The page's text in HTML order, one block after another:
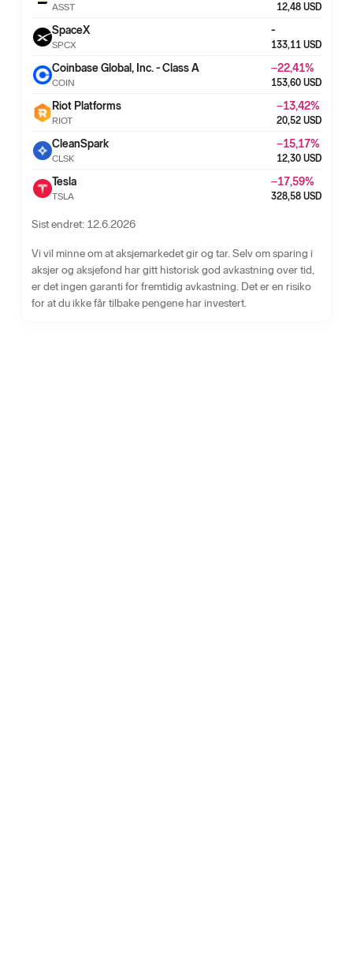
ASST 12,48 USD
SpaceX
SPCX
-
133,11 USD
Coinbase Global, Inc. - Class A
COIN
−22,41%
153,60 USD
Riot Platforms
RIOT
−13,42%
20,52 USD
CleanSpark
CLSK
−15,17%
12,30 USD
Tesla
TSLA
−17,59%
328,58 USD
Sist endret: 12.6.2026
Vi vil minne om at aksjemarkedet gir og tar. Selv om sparing i
aksjer og aksjefond har gitt historisk god avkastning over tid,
er det ingen garanti for fremtidig avkastning. Det er en risiko
for at du ikke får tilbake pengene har investert.